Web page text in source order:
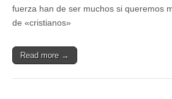
fuerza han de ser muchos si queremos
de «cristianos»
Read more →